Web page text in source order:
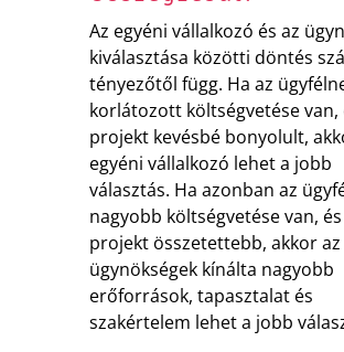
Az egyéni vállalkozó és az
kiválasztása közötti döntés
tényezőtől függ. Ha az
korlátozott költségvetése van,
projekt kevésbé bonyolult,
egyéni vállalkozó lehet a jobb
választás. Ha azonban az
nagyobb költségvetése van,
projekt összetettebb, akkor az
ügynökségek kínálta nagyobb
erőforrások, tapasztalat és
szakértelem lehet a jobb